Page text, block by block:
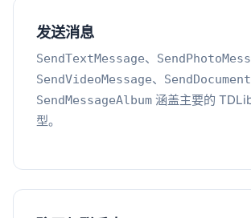
发送消息
SendTextMessage、
SendVideoMessage、
SendMessageAlbum 涵盖主要的
型。